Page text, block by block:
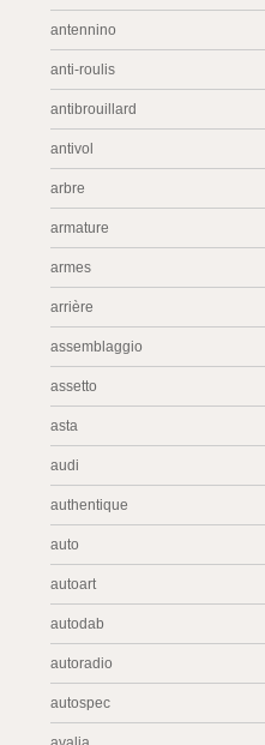
antennino
anti-roulis
antibrouillard
antivol
arbre
armature
armes
arrière
assemblaggio
assetto
asta
audi
authentique
auto
autoart
autodab
autoradio
autospec